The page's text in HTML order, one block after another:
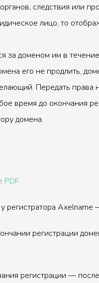
следствия или
лицо, то
за доменом им в
его не продлить,
Передать права
время до окончания
домена.
PDF
регистратора Axelname
регистрации
регистрации —